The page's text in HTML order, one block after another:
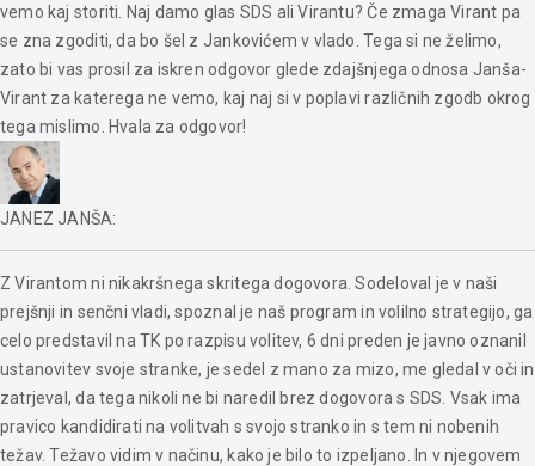
vemo kaj storiti. Naj damo glas SDS ali Virantu? Če zmaga Virant pa
se zna zgoditi, da bo šel z Jankovićem v vlado. Tega si ne želimo,
zato bi vas prosil za iskren odgovor glede zdajšnjega odnosa Janša-
Virant za katerega ne vemo, kaj naj si v poplavi različnih zgodb okrog
tega mislimo. Hvala za odgovor!
JANEZ JANŠA:
Z Virantom ni nikakršnega skritega dogovora. Sodeloval je v naši
prejšnji in senčni vladi, spoznal je naš program in volilno strategijo, ga
celo predstavil na TK po razpisu volitev, 6 dni preden je javno oznanil
ustanovitev svoje stranke, je sedel z mano za mizo, me gledal v oči in
zatrjeval, da tega nikoli ne bi naredil brez dogovora s SDS. Vsak ima
pravico kandidirati na volitvah s svojo stranko in s tem ni nobenih
težav. Težavo vidim v načinu, kako je bilo to izpeljano. In v njegovem